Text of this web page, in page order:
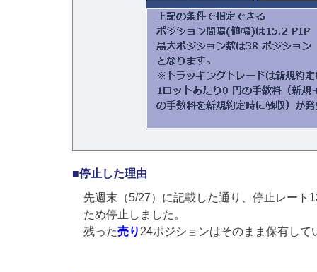
■停止した理由
先週末（5/27）に記載した通り、停止レート
ため停止しました。
残った売り 24ポジションはそのまま保有して